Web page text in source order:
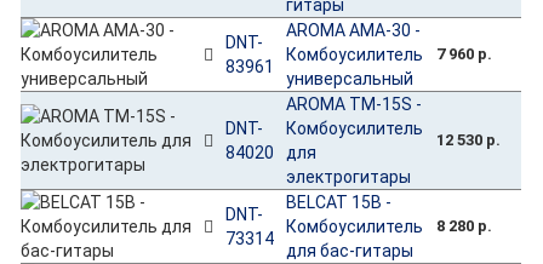
гитары
DNT-
83961
AROMA AMA-30 -
Комбоусилитель
универсальный
7 960 р.
DNT-
84020
AROMA TM-15S -
Комбоусилитель
для
электрогитары
12 530 р.
DNT-
73314
BELCAT 15B -
Комбоусилитель
для бас-гитары
8 280 р.